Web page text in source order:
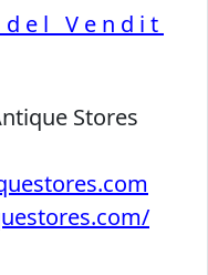
Vendit
Stores